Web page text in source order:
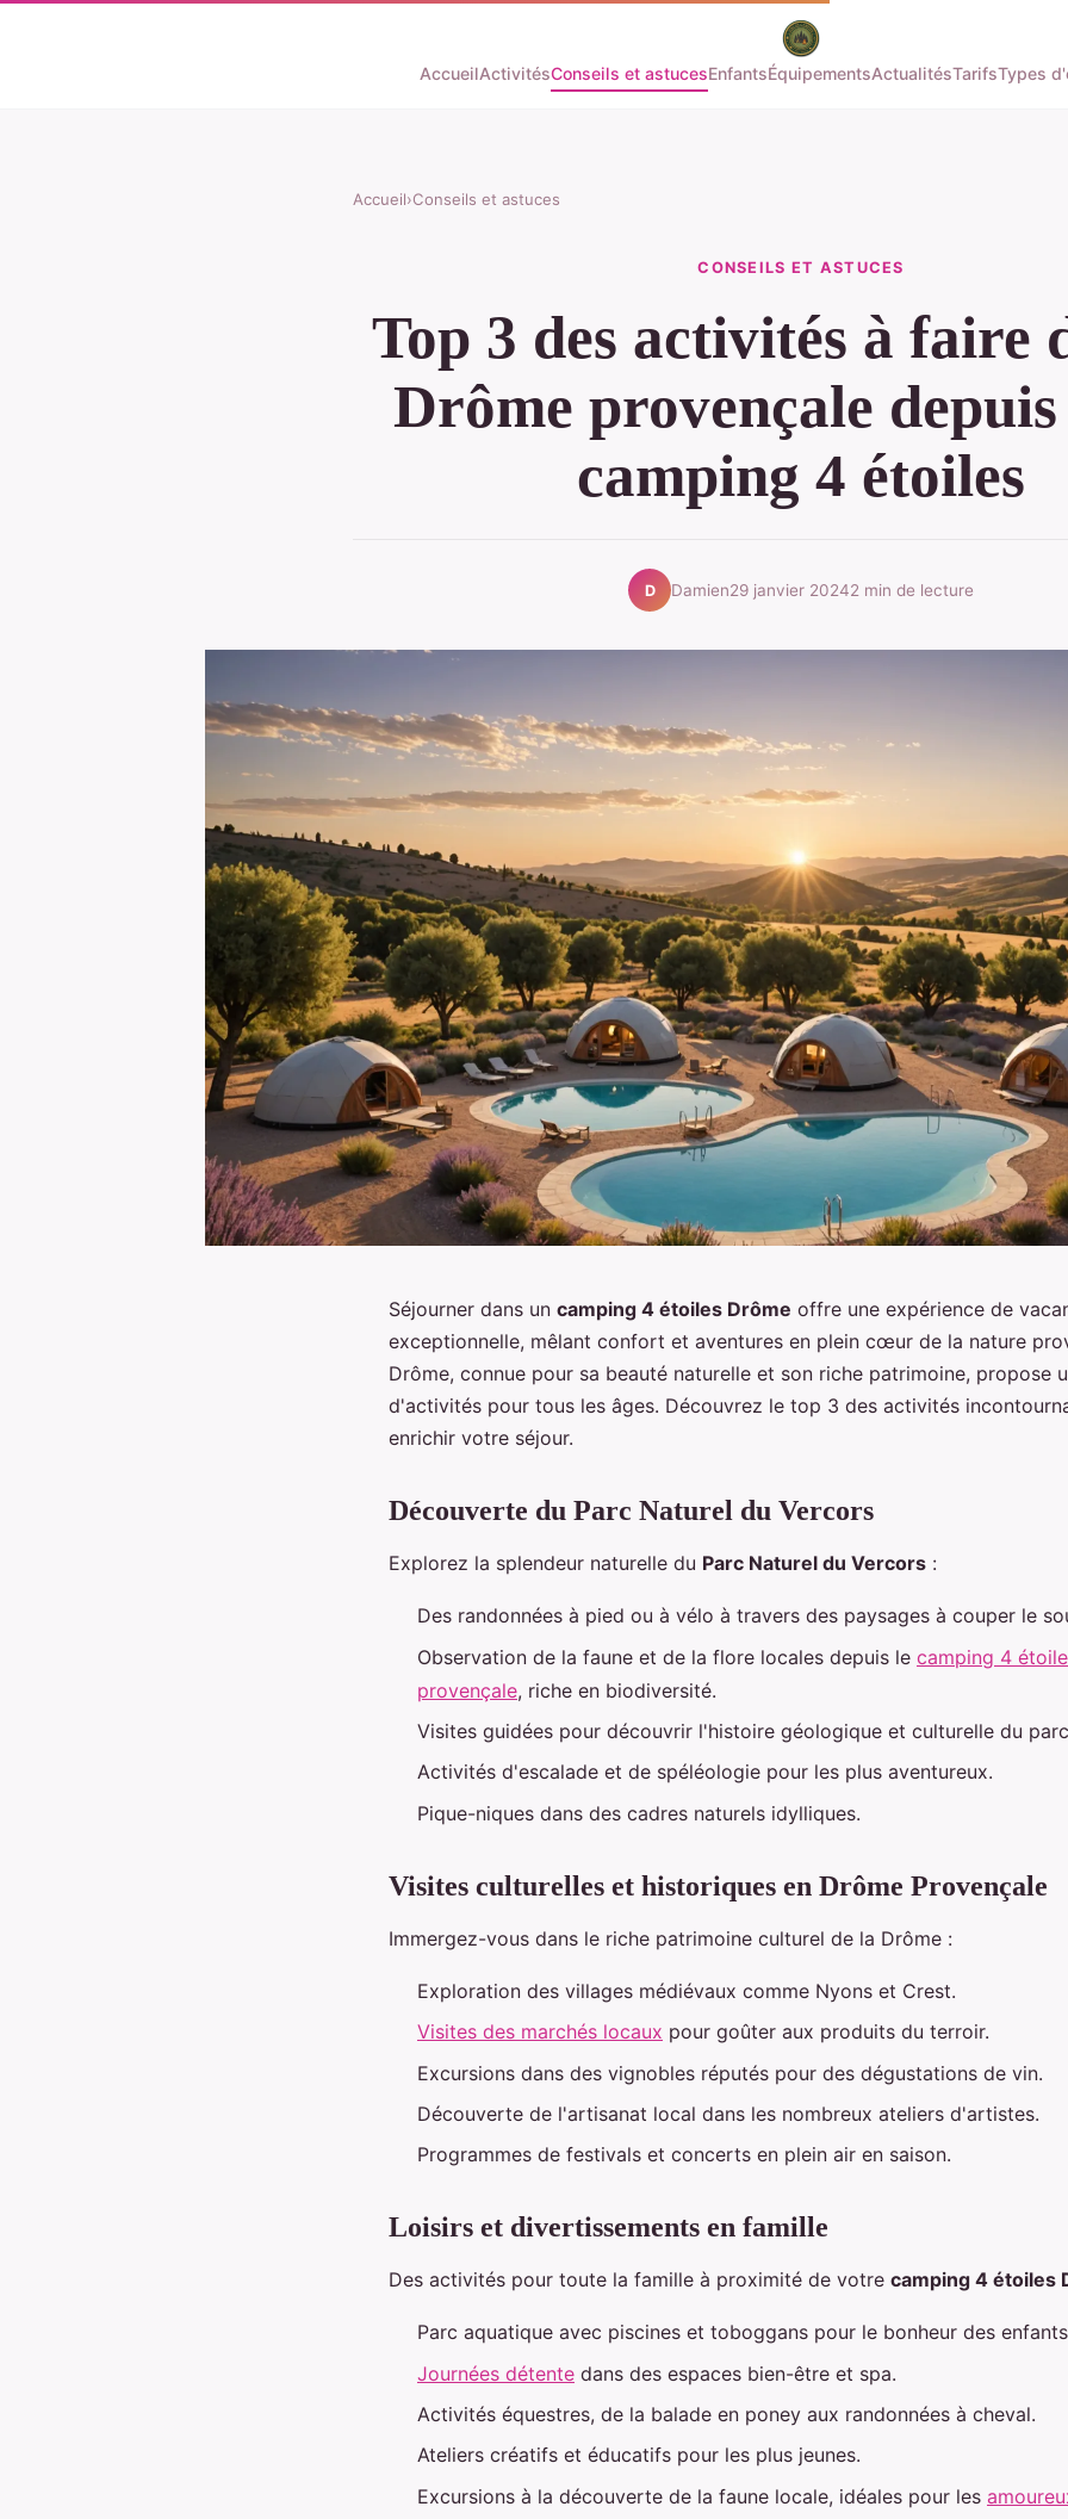
AccueilActivitésConseils et astucesEnfantsÉquipementsActualitésTarifsTypes
Accueil›Conseils et astuces
CONSEILS ET ASTUCES
Top 3 des activités à faire
Drôme provençale
camping 4 étoiles
D Damien29 janvier 20242 min de lecture
Séjourner dans un camping 4 étoiles Drôme offre une expérience de
exceptionnelle, mêlant confort et aventures en plein cœur de la nature
Drôme, connue pour sa beauté naturelle et son riche patrimoine, propose
d'activités pour tous les âges. Découvrez le top 3 des activités
enrichir votre séjour.
Découverte du Parc Naturel du Vercors
Explorez la splendeur naturelle du Parc Naturel du Vercors :
Des randonnées à pied ou à vélo à travers des paysages à couper le
Observation de la faune et de la flore locales depuis le camping 4
provençale, riche en biodiversité.
Visites guidées pour découvrir l'histoire géologique et culturelle du
Activités d'escalade et de spéléologie pour les plus aventureux.
Pique-niques dans des cadres naturels idylliques.
Visites culturelles et historiques en Drôme Provençale
Immergez-vous dans le riche patrimoine culturel de la Drôme :
Exploration des villages médiévaux comme Nyons et Crest.
Visites des marchés locaux pour goûter aux produits du terroir.
Excursions dans des vignobles réputés pour des dégustations de vin.
Découverte de l'artisanat local dans les nombreux ateliers d'artistes.
Programmes de festivals et concerts en plein air en saison.
Loisirs et divertissements en famille
Des activités pour toute la famille à proximité de votre camping 4 étoiles
Parc aquatique avec piscines et toboggans pour le bonheur des
Journées détente dans des espaces bien-être et spa.
Activités équestres, de la balade en poney aux randonnées à cheval.
Ateliers créatifs et éducatifs pour les plus jeunes.
Excursions à la découverte de la faune locale, idéales pour les